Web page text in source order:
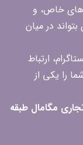
خاص، و
در میان
در اینستاگرام، ارتباط
را یکی از
مگامال طبقه